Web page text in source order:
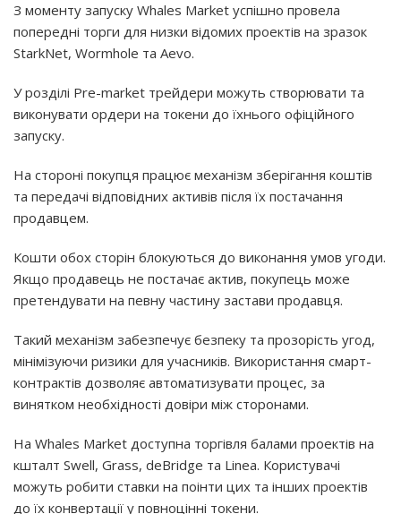
З моменту запуску Whales Market успішно провела
попередні торги для низки відомих проектів на зразок
StarkNet, Wormhole та Aevo.
У розділі Pre-market трейдери можуть створювати та
виконувати ордери на токени до їхнього офіційного
запуску.
На стороні покупця працює механізм зберігання коштів
та передачі відповідних активів після їх постачання
продавцем.
Кошти обох сторін блокуються до виконання умов угоди.
Якщо продавець не постачає актив, покупець може
претендувати на певну частину застави продавця.
Такий механізм забезпечує безпеку та прозорість угод,
мінімізуючи ризики для учасників. Використання смарт-
контрактів дозволяє автоматизувати процес, за
винятком необхідності довіри між сторонами.
На Whales Market доступна торгівля балами проектів на
кшталт Swell, Grass, deBridge та Linea. Користувачі
можуть робити ставки на поінти цих та інших проектів
до їх конвертації у повноцінні токени.